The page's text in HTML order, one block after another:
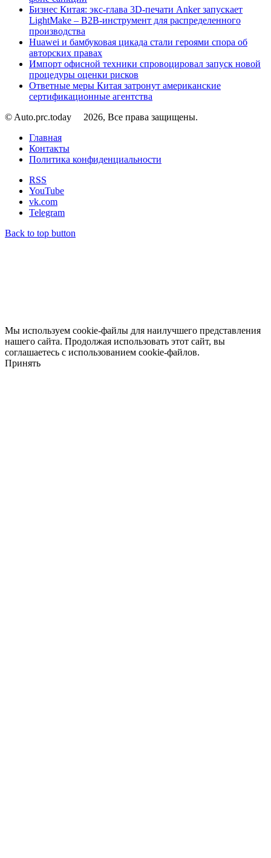
Бизнес Китая: экс-глава 3D-печати Anker запускает
LightMake – B2B-инструмент для распределенного
производства
Huawei и бамбуковая цикада стали героями спора об
авторских правах
Импорт офисной техники спровоцировал запуск новой
процедуры оценки рисков
Ответные меры Китая затронут американские
сертификационные агентства
© Auto.prc.today
2026, Все права защищены.
Главная
Контакты
Политика конфиденциальности
RSS
YouTube
vk.com
Telegram
Back to top button
Мы используем cookie-файлы для наилучшего представления
нашего сайта. Продолжая использовать этот сайт, вы
соглашаетесь с использованием cookie-файлов.
Принять